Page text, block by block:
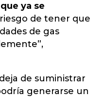
ya se
de tener que
de gas
de suministrar
generarse un